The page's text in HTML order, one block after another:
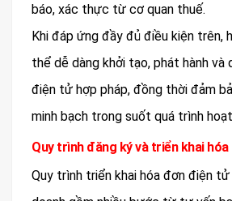
báo, xác thực từ cơ quan thuế.
Khi đáp ứng đầy đủ điều kiện trên,
thể dễ dàng khởi tạo, phát hành và
điện tử hợp pháp, đồng thời đảm
minh bạch trong suốt quá trình
Quy trình đăng ký và triển khai
Quy trình triển khai hóa đơn điện tử